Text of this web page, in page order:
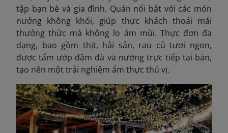
tập bạn bè và gia đình. Quán nổi bật với các món
nướng không khói, giúp thực khách thoải mái
thưởng thức mà không lo ám mùi. Thực đơn đa
dạng, bao gồm thịt, hải sản, rau củ tươi ngon,
được tẩm ướp đậm đà và nướng trực tiếp tại bàn,
tạo nên một trải nghiệm ẩm thực thú vị.